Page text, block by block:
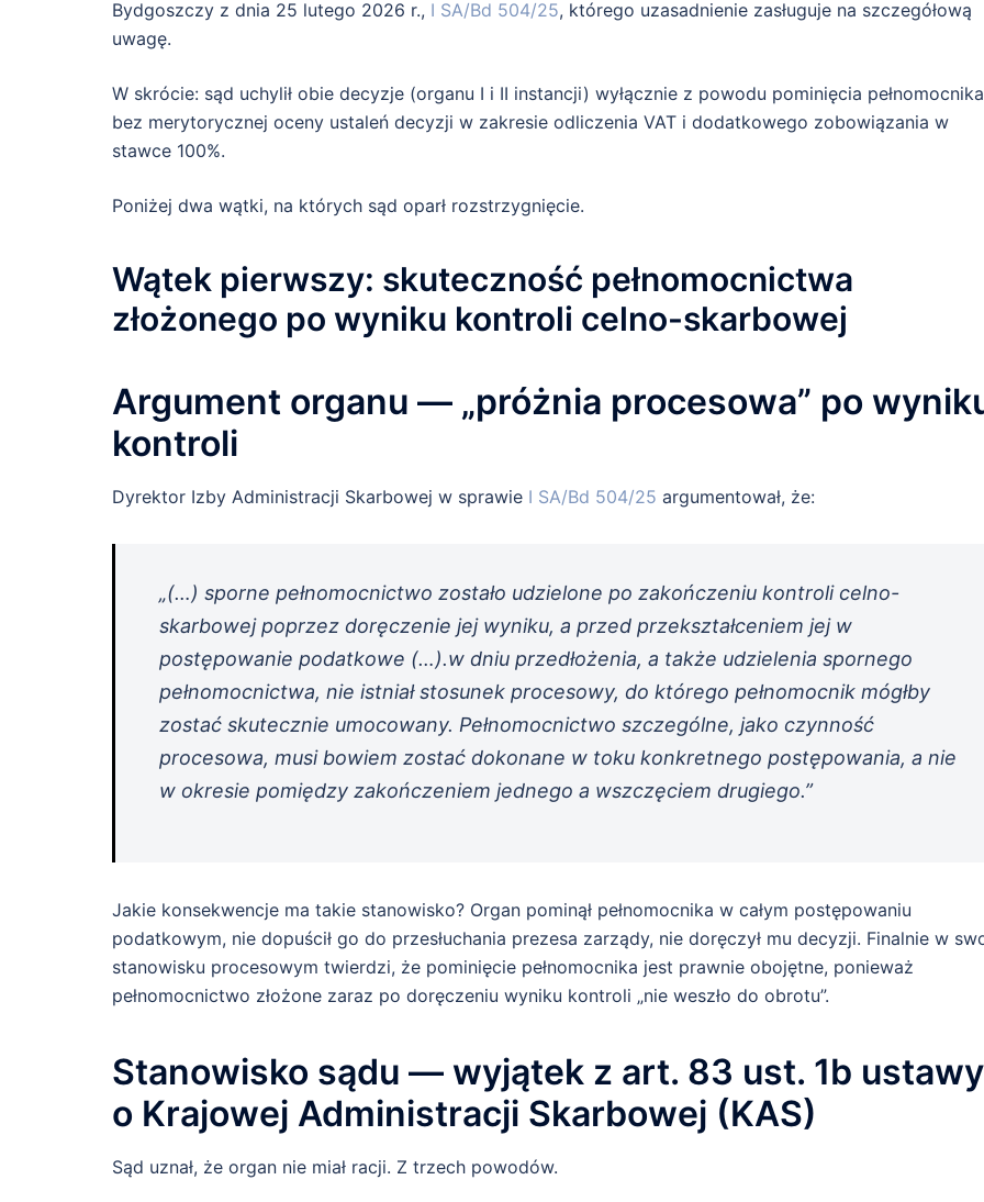
Bydgoszczy z dnia 25 lutego 2026 r., I SA/Bd 504/25, którego uzasadnienie zasługuje na szczegółową
uwagę.
W skrócie: sąd uchylił obie decyzje (organu I i II instancji) wyłącznie z powodu pominięcia
bez merytorycznej oceny ustaleń decyzji w zakresie odliczenia VAT i dodatkowego zobowiązania w
stawce 100%.
Poniżej dwa wątki, na których sąd oparł rozstrzygnięcie.
Wątek pierwszy: skuteczność pełnomocnictwa
złożonego po wyniku kontroli celno-skarbowej
Argument organu — „próżnia procesowa” po
kontroli
Dyrektor Izby Administracji Skarbowej w sprawie I SA/Bd 504/25 argumentował, że:
„(…) sporne pełnomocnictwo zostało udzielone po zakończeniu kontroli celno-
skarbowej poprzez doręczenie jej wyniku, a przed przekształceniem jej w
postępowanie podatkowe (…).w dniu przedłożenia, a także udzielenia spornego
pełnomocnictwa, nie istniał stosunek procesowy, do którego pełnomocnik mógłby
zostać skutecznie umocowany. Pełnomocnictwo szczególne, jako czynność
procesowa, musi bowiem zostać dokonane w toku konkretnego postępowania, a nie
w okresie pomiędzy zakończeniem jednego a wszczęciem drugiego.”
Jakie konsekwencje ma takie stanowisko? Organ pominął pełnomocnika w całym postępowaniu
podatkowym, nie dopuścił go do przesłuchania prezesa zarządy, nie doręczył mu decyzji. Finalnie w
stanowisku procesowym twierdzi, że pominięcie pełnomocnika jest prawnie obojętne, ponieważ
pełnomocnictwo złożone zaraz po doręczeniu wyniku kontroli „nie weszło do obrotu”.
Stanowisko sądu — wyjątek z art. 83 ust. 1b ustawy
o Krajowej Administracji Skarbowej (KAS)
Sąd uznał, że organ nie miał racji. Z trzech powodów.